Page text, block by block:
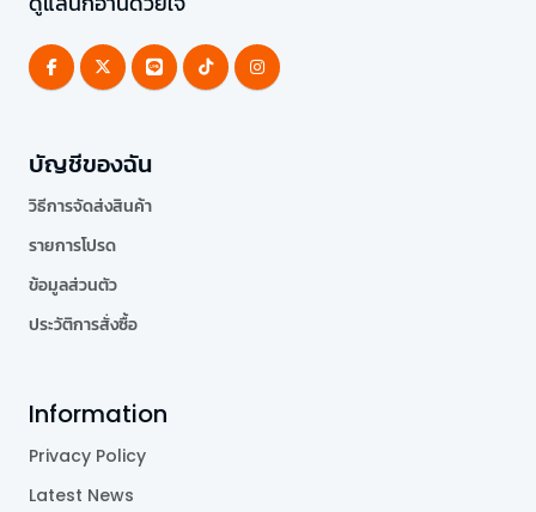
บัญชีของฉัน
วิธีการจัดส่งสินค้า
รายการโปรด
ข้อมูลส่วนตัว
ประวัติการสั่งซื้อ
Information
Privacy Policy
Latest News